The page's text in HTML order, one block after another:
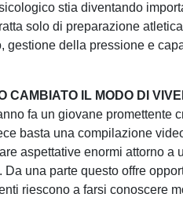
stia diventando
solo di preparazione
gestione della pressione e
CAMBIATO IL MODO DI
fa un giovane promettente
basta una compilazione
aspettative enormi attorno a
Da una parte questo offre
riescono a farsi conoscere